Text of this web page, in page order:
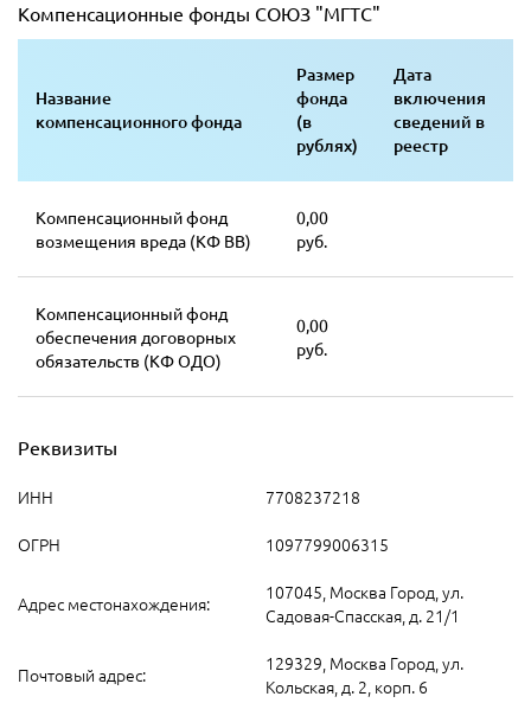
Компенсационные фонды СОЮЗ "МГТС"
Название
компенсационного фонда
Размер
фонда
(в
рублях)
Дата
включения
сведений в
реестр
Компенсационный фонд
возмещения вреда (КФ ВВ)
0,00
руб.
Компенсационный фонд
обеспечения договорных
обязательств (КФ ОДО)
0,00
руб.
Реквизиты
ИНН
7708237218
ОГРН
1097799006315
Адрес местонахождения:
107045, Москва Город, ул.
Садовая-Спасская, д. 21/1
Почтовый адрес:
129329, Москва Город, ул.
Кольская, д. 2, корп. 6